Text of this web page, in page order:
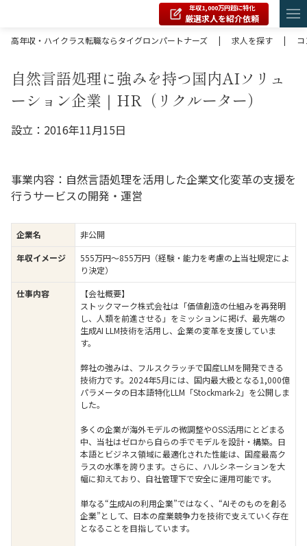
年収1,000万円超に特化
厳選求人を紹介依頼
高年収・ハイクラス転職ならタイグロンパートナーズ
| 求人を探す |
自然言語処理に強みを持つ国内AIソリュ
ーション企業｜HR（リクルーター）
設立：2016年11月15日
事業内容：自然言語処理を活用した企業文化変革の支援を
行うサービスの開発・運営
企業名
非公開
年収イメージ
555万円〜855万円（経験・能力を考慮の上当社規定によ
り決定）
仕事内容
【会社概要】
ストックマーク株式会社は「価値創造の仕組みを再発明
し、人類を前進させる」をミッションに掲げ、最先端の
生成AI LLM技術を活用し、企業の変革を支援していま
す。
弊社の強みは、フルスクラッチで国産LLMを開発できる
技術力です。2024年5月には、国内最大級となる1,000億
パラメータの日本語特化LLM「Stockmark-2」を公開しま
した。
多くの企業が海外モデルの微調整やOSS活用にとどまる
中、当社はゼロから自らの手でモデルを設計・構築。日
本語とビジネス領域に最適化された性能は、国産最高ク
ラスの水準を誇ります。さらに、ハルシネーションを大
幅に抑えており、自社管理下で安全に運用可能です。
単なる“生成AIの利用企業”ではなく、“AIそのものを創る
企業”として、日本の産業競争力を技術で支えていく存在
となることを目指しています。